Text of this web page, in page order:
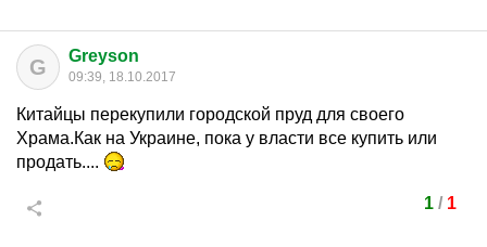
G Greyson
09:39, 18.10.2017
Китайцы перекупили городской пруд для своего
Храма.Как на Украине, пока у власти все купить или
продать....
1/ 1